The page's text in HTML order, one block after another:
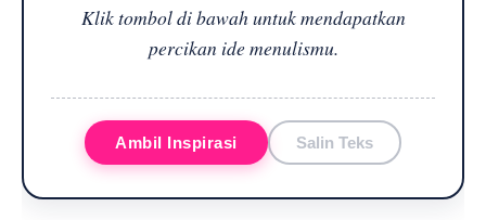
Klik tombol di bawah untuk mendapatkan
percikan ide menulismu.
Ambil Inspirasi Salin Teks